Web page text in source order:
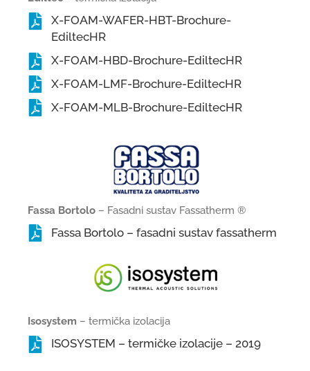
X-FOAM-WAFER-HBT-Brochure-
EdiltecHR
X-FOAM-HBD-Brochure-EdiltecHR
X-FOAM-LMF-Brochure-EdiltecHR
X-FOAM-MLB-Brochure-EdiltecHR
Fassa Bortolo– Fasadni sustav Fassatherm ®
Fassa Bortolo – fasadni sustav fassatherm
Isosystem – termička izolacija
ISOSYSTEM – termičke izolacije – 2019